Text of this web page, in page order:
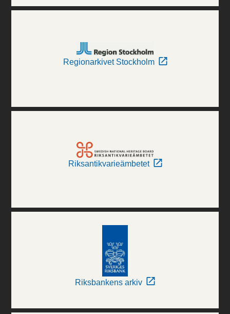
Regionarkivet Stockholm
Riksantikvarieämbetet
Riksbankens arkiv